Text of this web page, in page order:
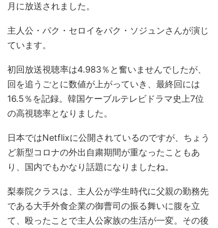
月に放送されました。
主人公・パク・セロイをパク・ソジュンさんが演じ
ています。
初回放送視聴率は4.983％と奮いませんでしたが、
回を追うごとに数値が上がっていき、最終回には
16.5％を記録。韓国ケーブルテレビドラマ史上7位
の高視聴率となりました。
日本ではNetflixに公開されているのですが、ちょう
ど新型コロナの外出自粛期間が重なったこともあ
り、国内でもかなり話題になりましたね。
梨泰院クラスは、主人公が学生時代に父親の勤務先
である大手外食企業の御曹司の振る舞いに腹を立
て、殴ったことで主人公家族の生活が一変。その後